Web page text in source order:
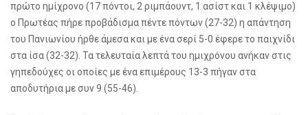
πρώτο ημίχρονο (17 πόντοι, 2 ριμπάουντ, 1 ασίστ και 1 κλέψιμο)
ο Πρωτέας πήρε προβάδισμα πέντε πόντων (27-32) η απάντηση
του Πανιωνίου ήρθε άμεσα και με ένα σερί 5-0 έφερε το παιχνίδι
στα ίσα (32-32). Τα τελευταία λεπτά του ημιχρόνου ανήκαν στις
γηπεδούχες οι οποίες με ένα επιμέρους 13-3 πήγαν στα
αποδυτήρια με συν 9 (55-46).